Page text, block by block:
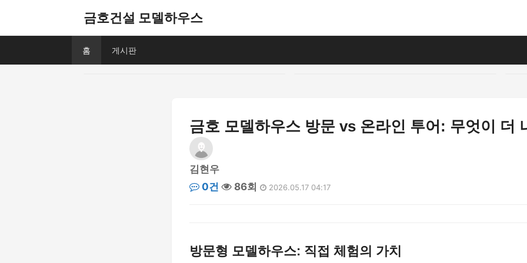
금호건설 모델하우스
홈 게시판
금호 모델하우스 방문 vs 온라인 투어: 무엇이 더
김현우
0건
86회 2026.05.17 04:17
방문형 모델하우스: 직접 체험의 가치